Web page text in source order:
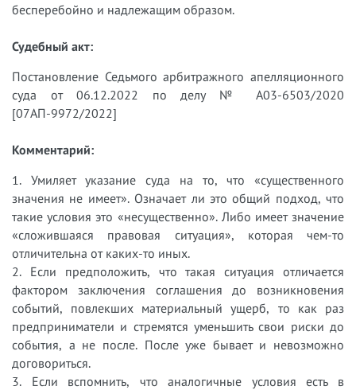
бесперебойно и надлежащим образом.
Судебный акт:
Постановление Седьмого арбитражного апелляционного
суда от 06.12.2022 по делу № А03-6503/2020
[07АП-9972/2022]
Комментарий:
1. Умиляет указание суда на то, что «существенного
значения не имеет». Означает ли это общий подход, что
такие условия это «несущественно». Либо имеет значение
«сложившаяся правовая ситуация», которая чем-то
отличительна от каких-то иных.
2. Если предположить, что такая ситуация отличается
фактором заключения соглашения до возникновения
событий, повлекших материальный ущерб, то как раз
предприниматели и стремятся уменьшить свои риски до
события, а не после. После уже бывает и невозможно
договориться.
3. Если вспомнить, что аналогичные условия есть в